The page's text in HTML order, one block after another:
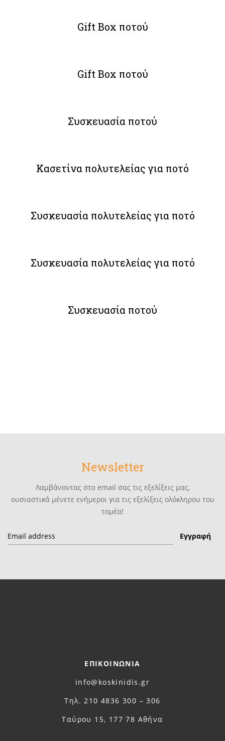
Gift Box ποτού
Gift Box ποτού
Συσκευασία ποτού
Κασετίνα πολυτελείας για ποτό
Συσκευασία πολυτελείας για ποτό
Συσκευασία πολυτελείας για ποτό
Συσκευασία ποτού
Newsletter
Λαμβάνοντας στο email σας τις εξελίξεις μας,
ουσιαστικά μένετε ενήμεροι για τις εξελίξεις ολόκληρου του
τομέα!
ΕΠΙΚΟΙΝΩΝΙΑ
info@koskinidis.gr
Τηλ. 210 4836 300 – 306
Ταύρου 15, 177 78 Αθήνα